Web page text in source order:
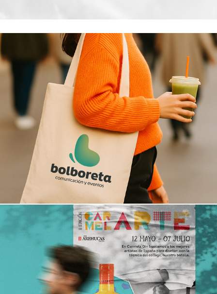
Corporativo
Cartelería y piezas impresas